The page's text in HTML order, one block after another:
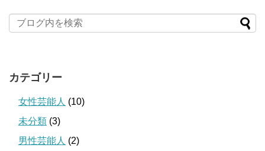
カテゴリー
女性芸能人 (10)
未分類 (3)
男性芸能人 (2)